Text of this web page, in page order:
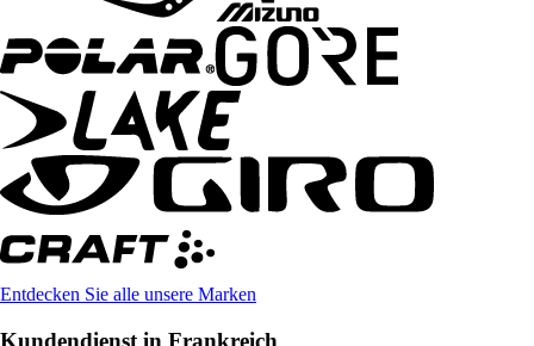
Entdecken Sie alle unsere Marken
Kundendienst in Frankreich